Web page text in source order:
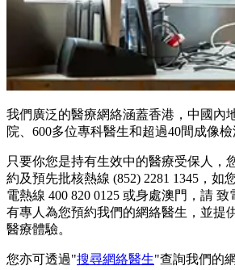
我們廣泛的醫療網絡涵蓋香港，中國內
院、600多位專科醫生和超過40間成像檢
只要你您是持有生效中的醫療受保人，
約及預先批核熱線 (852) 2281 1345，如
電熱線 400 820 0125 或身處澳門，請 致
有專人為您預約我們的網絡醫生，並提
醫療體驗。
您亦可透過"搜尋網絡醫生"查詢我們的